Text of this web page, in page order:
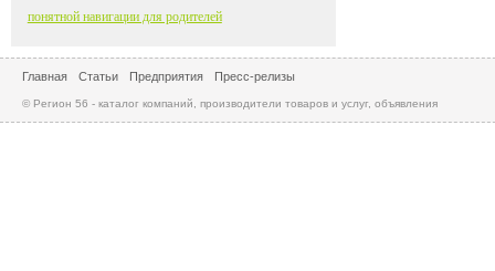
понятной навигации для родителей
Главная Статьи Предприятия Пресс-релизы
© Регион 56 - каталог компаний, производители товаров и услуг, объявления